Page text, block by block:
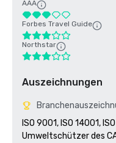
AAA
Forbes Travel Guide
Northstar
Auszeichnungen
ISO 9001, ISO 14001,
Umweltschützer des